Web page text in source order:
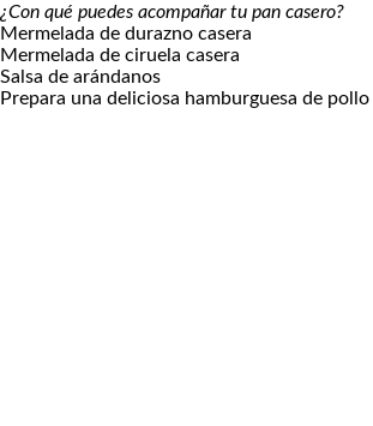
¿Con qué puedes acompañar tu pan casero?
Mermelada de durazno casera
Mermelada de ciruela casera
Salsa de arándanos
Prepara una deliciosa hamburguesa de pollo